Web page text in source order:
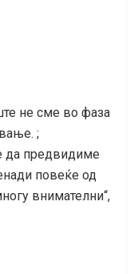
не сме во фаза
;
да предвидиме
повеќе од
внимателни“,